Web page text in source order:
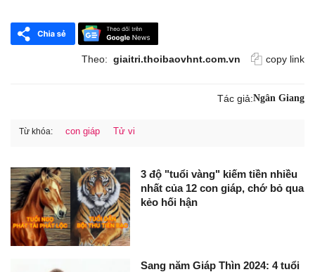
Theo: giaitri.thoibaovhnt.com.vn copy link
Tác giả:Ngân Giang
Từ khóa: con giáp Tử vi
3 độ "tuổi vàng" kiếm tiền nhiều
nhất của 12 con giáp, chớ bỏ qua
kẻo hối hận
Sang năm Giáp Thìn 2024: 4 tuổi